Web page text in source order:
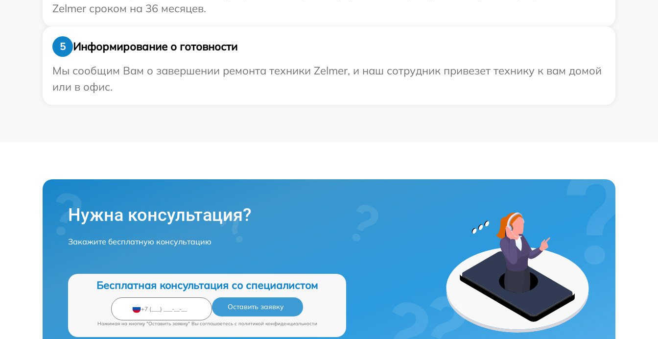
Zelmer сроком на 36 месяцев.
5
Информирование о готовности
Мы сообщим Вам о завершении ремонта техники Zelmer, и наш сотрудник привезет технику к вам домой
или в офис.
Нужна консультация?
Закажите бесплатную консультацию
Бесплатная консультация со специалистом
Оставить заявку
Нажимая на кнопку "Оставить заявку" Вы соглашаетесь c политикой конфиденциальности